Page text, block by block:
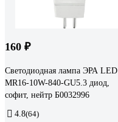
160 ₽
Светодиодная лампа ЭРА LED
MR16-10W-840-GU5.3 диод,
софит, нейтр Б0032996
4.8(64)